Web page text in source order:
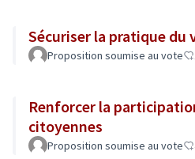
Sécuriser la pratique du
Proposition soumise au vote
Renforcer la
citoyennes
Proposition soumise au vote